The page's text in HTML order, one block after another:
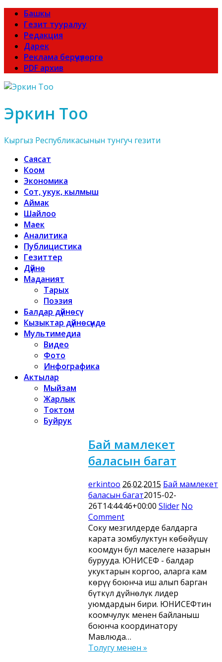
Башкы
Гезит тууралуу
Редакция
Дарек
Реклама берүүчүлөргө
PDF архив
Эркин Тоо
Кыргыз Республикасынын тунгуч гезити
Саясат
Коом
Экономика
Сот, укук, кылмыш
Аймак
Шайлоо
Маек
Аналитика
Публицистика
Гезиттер
Дүйнө
Маданият
Тарых
Поэзия
Балдар дүйнөсү
Кызыктар дүйнөсүндө
Мультимедиа
Видео
Фото
Инфографика
Актылар
Мыйзам
Жарлык
Токтом
Буйрук
Бай мамлекет
баласын багат
erkintoo 26.02.2015 Бай мамлекет
баласын багат2015-02-
26T14:44:46+00:00 Slider No
Comment
Соңку мезгилдерде балдарга
карата зомбулуктун көбөйүшү
коомдун бул маселеге назарын
бурууда. ЮНИСЕФ - балдар
укуктарын коргоо, аларга кам
көрүү боюнча иш алып барган
бүткүл дүйнөлүк лидер
уюмдардын бири. ЮНИСЕФтин
коомчулук менен байланыш
боюнча координатору
Мавлюда…
Толугу менен »